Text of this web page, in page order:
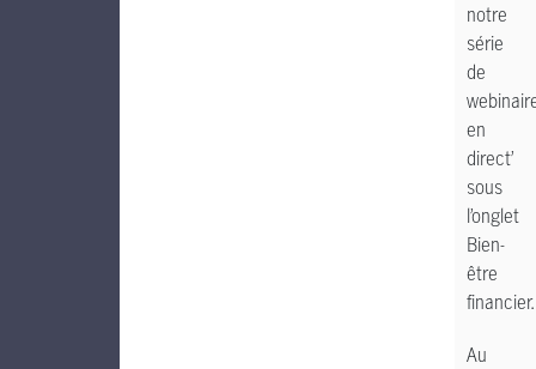
notre
série
de
en
direct’
sous
l’onglet
Bien-
être
financier.
Au